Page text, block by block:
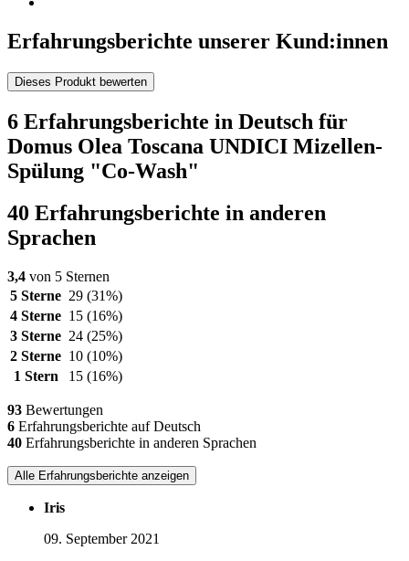
Erfahrungsberichte unserer Kund:innen
Dieses Produkt bewerten
6 Erfahrungsberichte in Deutsch für
Domus Olea Toscana UNDICI Mizellen-
Spülung "Co-Wash"
40 Erfahrungsberichte in anderen
Sprachen
3,4 von 5 Sternen
5 Sterne 29 (31%)
4 Sterne 15 (16%)
3 Sterne 24 (25%)
2 Sterne 10 (10%)
1 Stern
15 (16%)
93 Bewertungen
6 Erfahrungsberichte auf Deutsch
40 Erfahrungsberichte in anderen Sprachen
Alle Erfahrungsberichte anzeigen
Iris
09. September 2021